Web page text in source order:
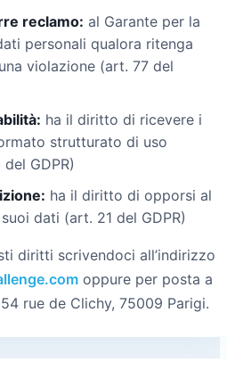
reclamo: al Garante per la
personali qualora ritenga
violazione (art. 77 del
ha il diritto di ricevere i
strutturato di uso
GDPR)
ha il diritto di opporsi al
dati (art. 21 del GDPR)
diritti scrivendoci all’indirizzo
oppure per posta a
rue de Clichy, 75009 Parigi.